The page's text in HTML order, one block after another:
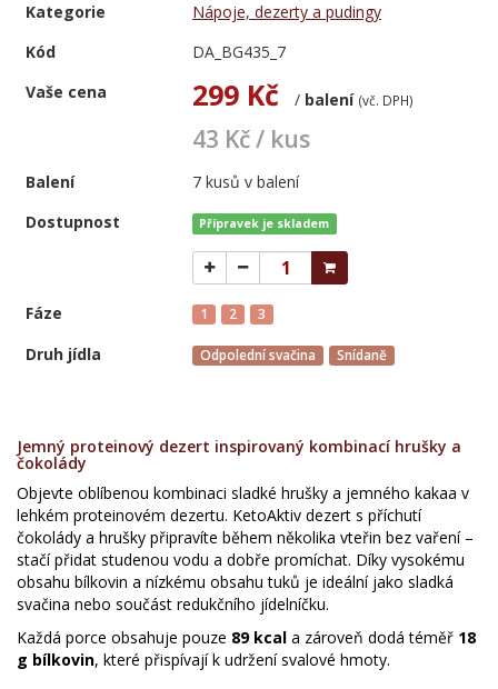
Kategorie
Nápoje, dezerty a pudingy
Kód
DA_BG435_7
Vaše cena
299 Kč / balení (vč. DPH)
43 Kč / kus
Balení
7 kusů v balení
Dostupnost
Přípravek je skladem
Fáze 1 2 3
Druh jídla Odpolední svačina Snídaně
Jemný proteinový dezert inspirovaný kombinací hrušky a
čokolády
Objevte oblíbenou kombinaci sladké hrušky a jemného kakaa v
lehkém proteinovém dezertu. KetoAktiv dezert s příchutí
čokolády a hrušky připravíte během několika vteřin bez vaření –
stačí přidat studenou vodu a dobře promíchat. Díky vysokému
obsahu bílkovin a nízkému obsahu tuků je ideální jako sladká
svačina nebo součást redukčního jídelníčku.
Každá porce obsahuje pouze 89 kcal a zároveň dodá téměř 18
g bílkovin, které přispívají k udržení svalové hmoty.